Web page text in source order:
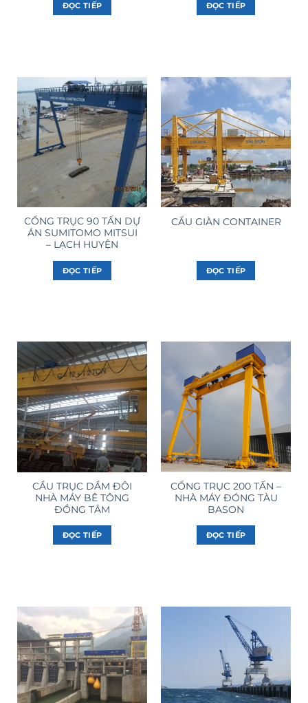
ĐỌC TIẾP ĐỌC TIẾP
CỔNG TRỤC 90 TẤN DỰ
ÁN SUMITOMO MITSUI
– LẠCH HUYỆN
ĐỌC TIẾP
CẨU GIÀN CONTAINER
ĐỌC TIẾP
CẦU TRỤC DẦM ĐÔI
NHÀ MÁY BÊ TÔNG
ĐỒNG TÂM
ĐỌC TIẾP
CỔNG TRỤC 200 TẤN –
NHÀ MÁY ĐÓNG TÀU
BASON
ĐỌC TIẾP